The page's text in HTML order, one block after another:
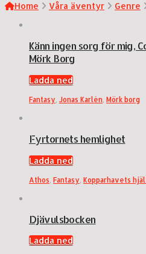
Home
Våra äventyr Genre
Känn ingen sorg för mig,
Mörk Borg
Ladda ned
Fantasy Jonas Karlén Mörk borg
Fyrtornets hemlighet
Ladda ned
Athos Fantasy Kopparhavets
Djävulsbocken
Ladda ned